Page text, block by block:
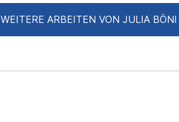
WEITERE ARBEITEN VON JULIA BÖNI